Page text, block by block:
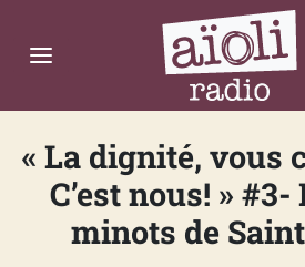
« La dignité, vous
C’est nous! » #3-
minots de